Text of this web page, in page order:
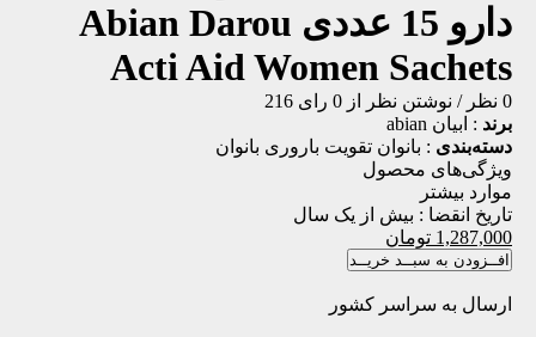
دارو 15 عددی
Abian Darou
Acti Aid Women Sachets
0 نظر / نوشتن نظر از 0 رای
216
برند : ابیان abian
دسته‌بندی : بانوان تقویت باروری بانوان
ویژگی‌های محصول
موارد بیشتر
تاریخ انقضا : بیش از یک سال
1,287,000 تومان
افــزودن به سبــد خریــد
ارسال به سراسر کشور